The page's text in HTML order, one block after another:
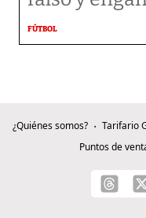
FÚTBOL
¿Quiénes somos? Tarifario
Puntos de